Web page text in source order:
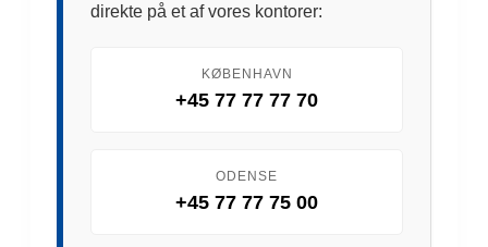
direkte på et af vores kontorer:
KØBENHAVN
+45 77 77 77 70
ODENSE
+45 77 77 75 00